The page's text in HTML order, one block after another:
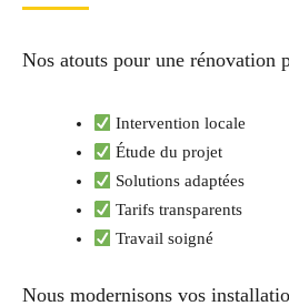
Nos atouts pour une rénovation
Intervention locale
Étude du projet
Solutions adaptées
Tarifs transparents
Travail soigné
Nous modernisons vos